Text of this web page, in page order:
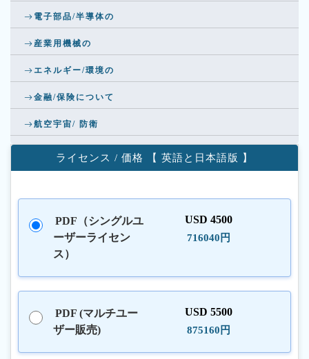
電子部品/半導体の
産業用機械の
エネルギー/環境の
金融/保険について
航空宇宙/ 防衛
ライセンス / 価格 【 英語と日本語版 】
PDF（シングルユ
ーザーライセン
ス）
USD 4500
716040円
PDF (マルチユー
ザー販売)
USD 5500
875160円